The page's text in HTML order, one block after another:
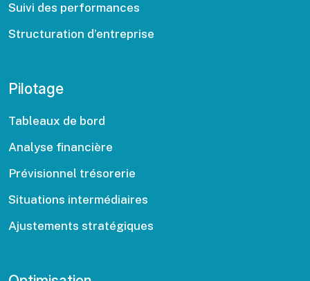
Suivi des performances
Structuration d’entreprise
Pilotage
Tableaux de bord
Analyse financière
Prévisionnel trésorerie
Situations intermédiaires
Ajustements stratégiques